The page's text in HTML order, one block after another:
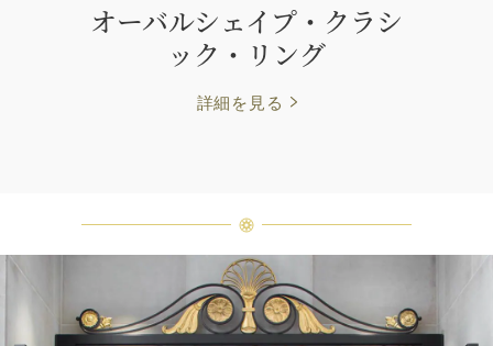
オーバルシェイプ・クラシ
ック・リング
詳細を見る